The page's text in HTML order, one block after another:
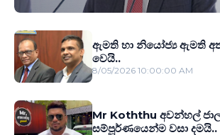
ඇමති හා නියෝජ්‍ය ඇමති
වෙයි..
8/05/2026 10:00:00 AM
Mr Koththu අවන්හල්
සම්පූර්ණයෙන්ම වසා දමයි..